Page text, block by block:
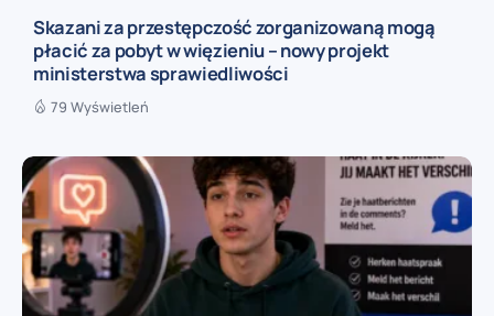
Skazani za przestępczość zorganizowaną mogą
płacić za pobyt w więzieniu – nowy projekt
ministerstwa sprawiedliwości
79 Wyświetleń